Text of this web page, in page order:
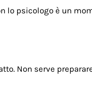
psicologo è un
Non serve